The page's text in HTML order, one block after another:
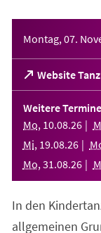
Montag, 07.
Website
(Öffnet
in
einem
neuen
Tab)
Weitere Termine
Mo, 10.08.26
Mi, 19.08.26
Mo, 31 .08.26
In den
allgemeinen